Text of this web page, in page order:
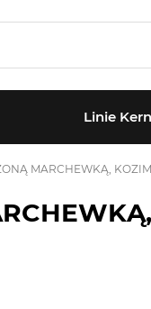
Linie
MARCHEWKĄ,